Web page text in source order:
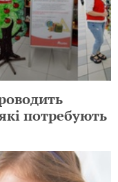
потребують